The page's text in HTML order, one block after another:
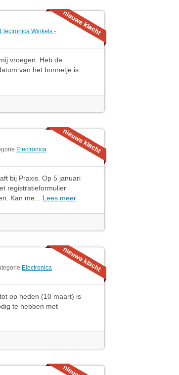
Electronica Winkels -
vroegen. Heb de
van het bonnetje is
Electronica
bij Praxis. Op 5 januari
registratieformulier
Kan me... Lees meer
Electronica
op heden (10 maart) is
te hebben met